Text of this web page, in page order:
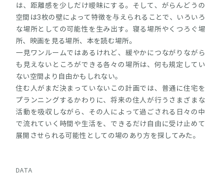
は、距離感を少しだけ曖昧にする。そして、がらんどうの
空間は3枚の壁によって特徴を与えられることで、いろいろ
な場所としての可能性を生み出す。寝る場所やくつろぐ場
所、映画を見る場所、本を読む場所。
一見ワンルームではあるけれど、緩やかにつながりながら
も見えないところができる各々の場所は、何も規定してい
ない空間より自由かもしれない。
住む人がまだ決まっていないこの計画では、普通に住宅を
プランニングするかわりに、将来の住人が行うさまざまな
活動を吸収しながら、その人によって過ごされる日々の中
で流れていく時間や生活を、できるだけ自由に受け止めて
展開させられる可能性としての場のあり方を探してみた。
DATA